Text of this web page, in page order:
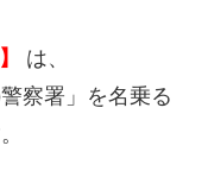
は、
察署」を名乗る